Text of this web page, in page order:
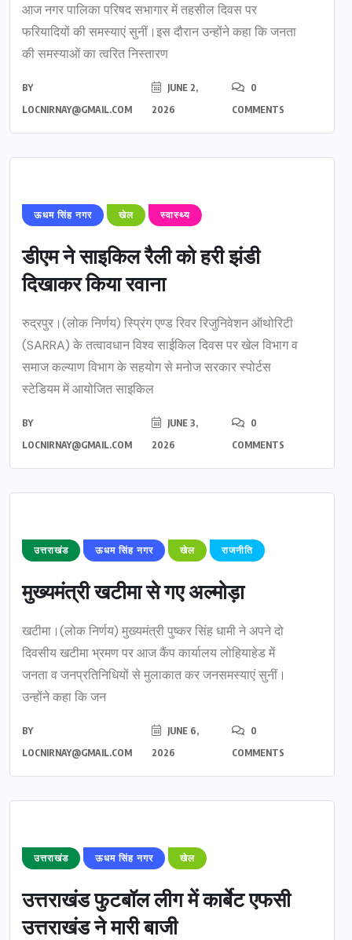
आज नगर पालिका परिषद सभागार में तहसील दिवस पर
फरियादियों की समस्याएं सुनीं।इस दौरान उन्होंने कहा कि जनता
की समस्याओं का त्वरित निस्तारण
BY
LOCNIRNAY@GMAIL.COM
JUNE 2,
2026
0
COMMENTS
ऊधम सिंह नगर खेल स्वास्थ्य
डीएम ने साइकिल रैली को हरी झंडी
दिखाकर किया रवाना
रुद्रपुर।(लोक निर्णय) स्प्रिंग एण्ड रिवर रिजुनिवेशन ऑथोरिटी
(SARRA) के तत्वावधान विश्व साईकिल दिवस पर खेल विभाग व
समाज कल्याण विभाग के सहयोग से मनोज सरकार स्पोर्टस
स्टेडियम में आयोजित साइकिल
BY
LOCNIRNAY@GMAIL.COM
JUNE 3,
2026
0
COMMENTS
उत्तराखंड ऊधम सिंह नगर खेल राजनीति
मुख्यमंत्री खटीमा से गए अल्मोड़ा
खटीमा।(लोक निर्णय) मुख्यमंत्री पुष्कर सिंह धामी ने अपने दो
दिवसीय खटीमा भ्रमण पर आज कैंप कार्यालय लोहियाहेड में
जनता व जनप्रतिनिधियों से मुलाकात कर जनसमस्याएं सुनीं।
उन्होंने कहा कि जन
BY
LOCNIRNAY@GMAIL.COM
JUNE 6,
2026
0
COMMENTS
उत्तराखंड ऊधम सिंह नगर खेल
उत्तराखंड फुटबॉल लीग में कार्बेट एफसी
उत्तराखंड ने मारी बाजी